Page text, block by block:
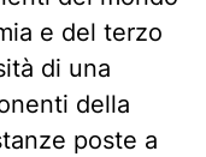
e del terzo
di una
della
poste a